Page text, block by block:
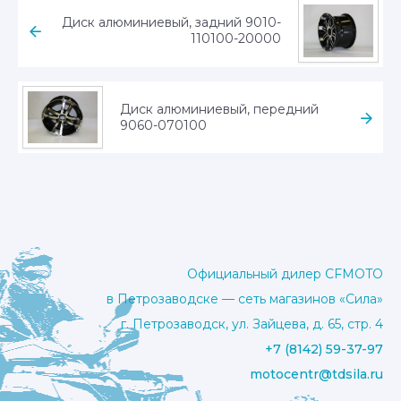
Диск алюминиевый, задний 9010-
110100-20000
Диск алюминиевый, передний
9060-070100
Официальный дилер CFMOTO
в Петрозаводске — сеть магазинов «Сила»
г. Петрозаводск, ул. Зайцева, д. 65, стр. 4
+7 (8142) 59-37-97
motocentr@tdsila.ru